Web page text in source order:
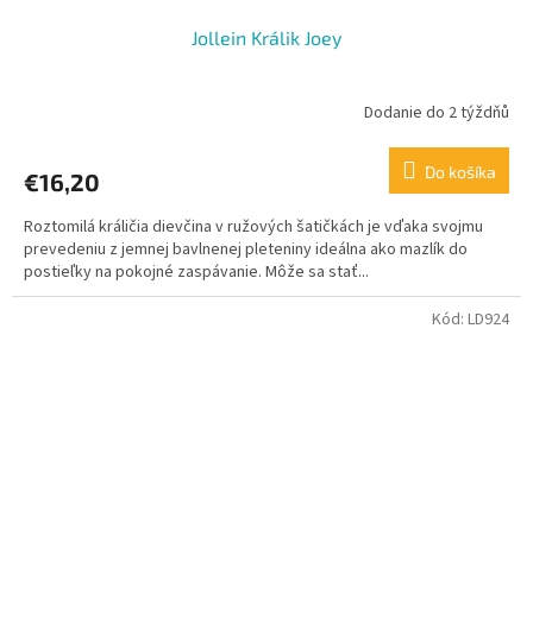
Jollein Králik Joey
Dodanie do 2 týždňů
€16,20 Do košíka
Roztomilá králičia dievčina v ružových šatičkách je vďaka svojmu
prevedeniu z jemnej bavlnenej pleteniny ideálna ako mazlík do
postieľky na pokojné zaspávanie. Môže sa stať...
Kód: LD924